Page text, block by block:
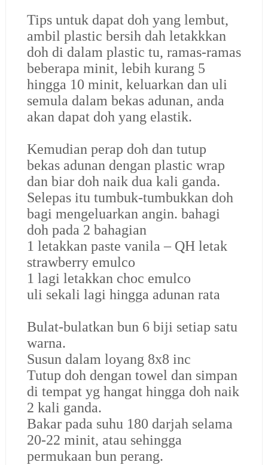
Tips untuk dapat doh yang lembut,
ambil plastic bersih dah letakkkan
doh di dalam plastic tu, ramas-ramas
beberapa minit, lebih kurang 5
hingga 10 minit, keluarkan dan uli
semula dalam bekas adunan, anda
akan dapat doh yang elastik.
Kemudian perap doh dan tutup
bekas adunan dengan plastic wrap
dan biar doh naik dua kali ganda.
Selepas itu tumbuk-tumbukkan doh
bagi mengeluarkan angin. bahagi
doh pada 2 bahagian
1 letakkan paste vanila – QH letak
strawberry emulco
1 lagi letakkan choc emulco
uli sekali lagi hingga adunan rata
Bulat-bulatkan bun 6 biji setiap satu
warna.
Susun dalam loyang 8x8 inc
Tutup doh dengan towel dan simpan
di tempat yg hangat hingga doh naik
2 kali ganda.
Bakar pada suhu 180 darjah selama
20-22 minit, atau sehingga
permukaan bun perang.